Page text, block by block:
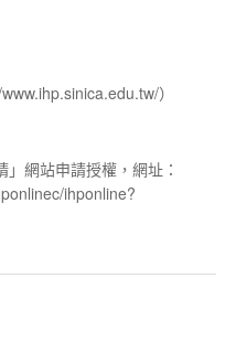
）
網站申請授權，網址：
ihponline?